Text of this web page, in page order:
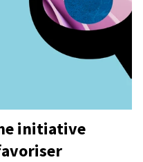
initiative